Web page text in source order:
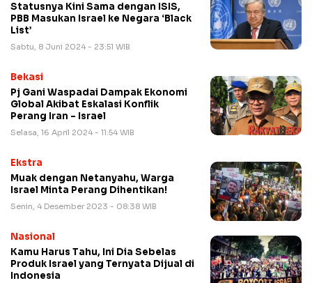
Statusnya Kini Sama dengan ISIS,
PBB Masukan Israel ke Negara ‘Black
List’
Sabtu, 8 Juni 2024 - 23:51 WIB
Bekasi
Pj Gani Waspadai Dampak Ekonomi
Global Akibat Eskalasi Konflik
Perang Iran – Israel
Selasa, 16 April 2024 - 11:54 WIB
Ekstra
Muak dengan Netanyahu, Warga
Israel Minta Perang Dihentikan!
Senin, 4 Desember 2023 - 08:38 WIB
Nasional
Kamu Harus Tahu, Ini Dia Sebelas
Produk Israel yang Ternyata Dijual di
Indonesia